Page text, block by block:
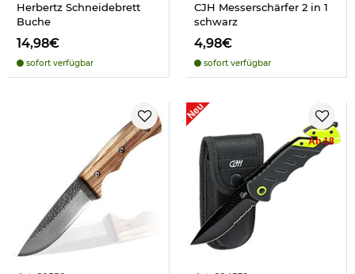
Herbertz Schneidebrett
Buche
14,98€
sofort verfügbar
CJH Messerschärfer 2 in 1
schwarz
4,98€
sofort verfügbar
Ab 18